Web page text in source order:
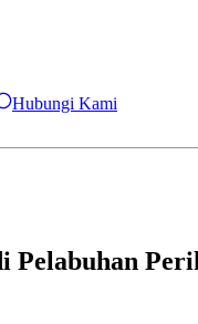
Hubungi Kami
Pelabuhan